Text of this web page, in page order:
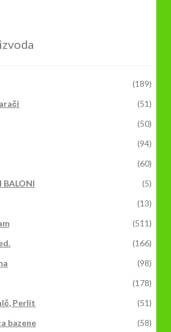
(189)
(51)
(50)
(94)
(60)
BALONI
(5)
(13)
(511)
(166)
(98)
(178)
Perlit
(51)
bazene
(58)